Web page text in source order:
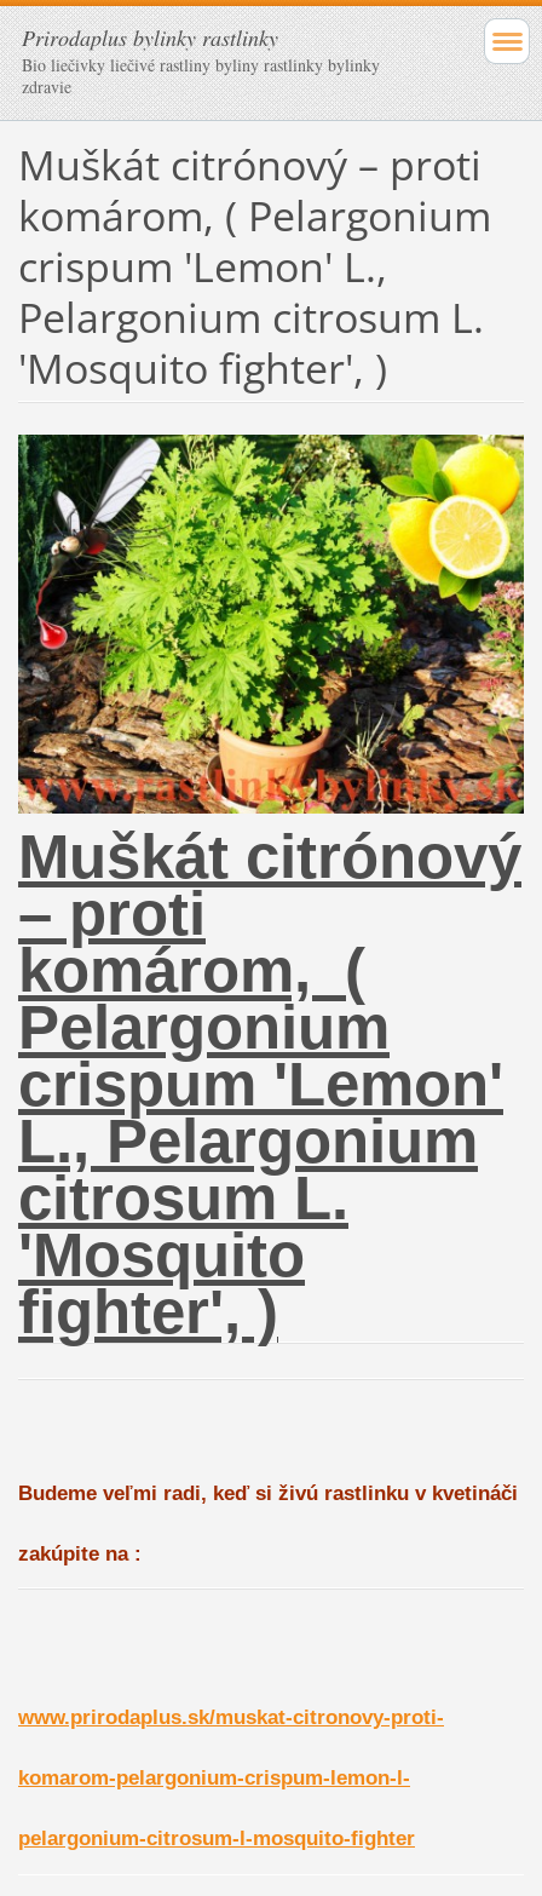
Prirodaplus bylinky rastlinky
Bio liečivky liečivé rastliny byliny rastlinky bylinky
zdravie
Muškát citrónový – proti
komárom, ( Pelargonium
crispum 'Lemon' L.,
Pelargonium citrosum L.
'Mosquito fighter', )
Muškát citrónový
– proti
komárom, (
Pelargonium
crispum 'Lemon'
L., Pelargonium
citrosum L.
'Mosquito
fighter', )
Budeme veľmi radi, keď si živú rastlinku v kvetináči
zakúpite na :
www.prirodaplus.sk/muskat-citronovy-proti-
komarom-pelargonium-crispum-lemon-l-
pelargonium-citrosum-l-mosquito-fighter